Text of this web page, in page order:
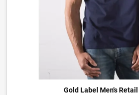
Gold Label Men's